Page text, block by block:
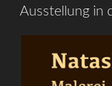
AM
Ausstellung in